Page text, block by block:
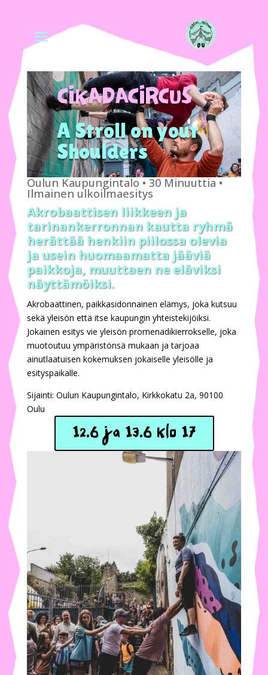
CIKADACIRCUS
A Stroll on your
Shoulders
Oulun Kaupungintalo • 30 Minuuttia •
Ilmainen ulkoilmaesitys
Akrobaattisen liikkeen ja
tarinankerronnan kautta ryhmä
herättää henkiin piilossa olevia
ja usein huomaamatta jääviä
paikkoja, muuttaen ne eläviksi
näyttämöiksi.
Akrobaattinen, paikkasidonnainen elämys, joka kutsuu
sekä yleisön että itse kaupungin yhteistekijöiksi.
Jokainen esitys vie yleisön promenadikierrokselle, joka
muotoutuu ympäristönsä mukaan ja tarjoaa
ainutlaatuisen kokemuksen jokaiselle yleisölle ja
esityspaikalle.
Sijainti: Oulun Kaupungintalo, Kirkkokatu 2a, 90100
Oulu
12.6 ja 13.6 Klo 17